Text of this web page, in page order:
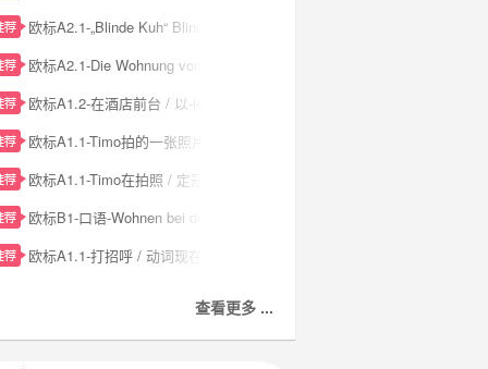
欧标A2.1-„Blinde Kuh“ Blinde Kuh餐厅
欧标A2.1-Die Wohnung von Sabine und Magda Sabine和Magda的公寓
欧标A1.2-在酒店前台 / 以-ieren结尾的动词现在完成时
欧标A1.1-Timo拍的一张照片 / 不规则动词的现在时变位
欧标A1.1-Timo在拍照 / 定冠词和不定冠词的第四格
欧标B1-口语-Wohnen bei den Eltern?
欧标A1.1-打招呼 / 动词现在时变位
查看更多 ...